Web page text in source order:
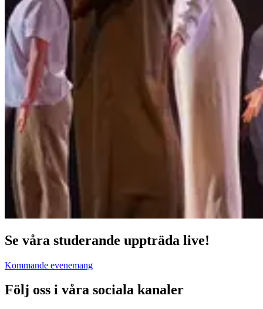
Se våra studerande uppträda live!
Kommande evenemang
Följ oss i våra sociala kanaler